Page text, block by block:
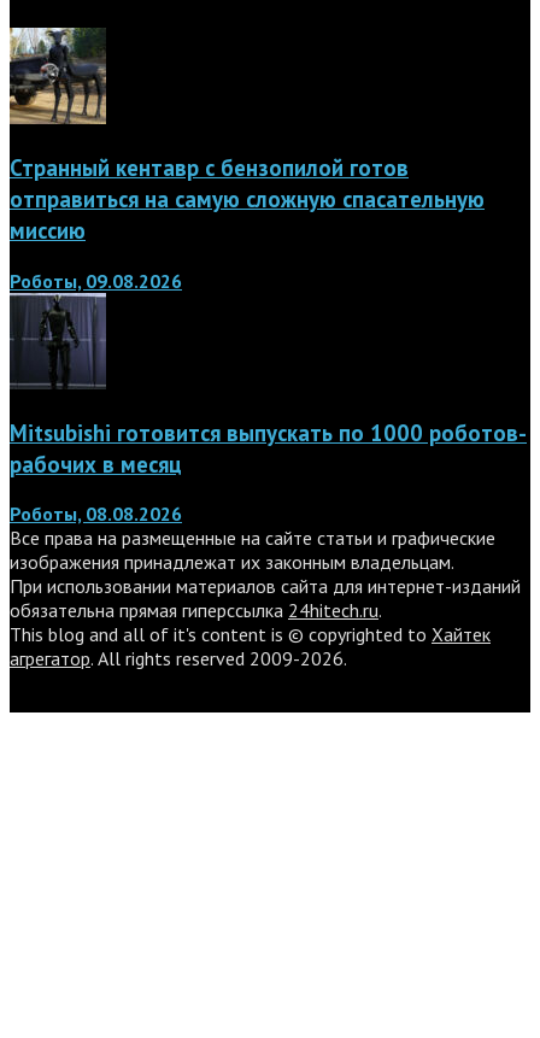
Странный кентавр с бензопилой готов
отправиться на самую сложную спасательную
миссию
Роботы, 09.08.2026
Mitsubishi готовится выпускать по 1000 роботов-
рабочих в месяц
Роботы, 08.08.2026
Все права на размещенные на сайте статьи и графические
изображения принадлежат их законным владельцам.
При использовании материалов сайта для интернет-изданий
обязательна прямая гиперссылка 24hitech.ru.
This blog and all of it's content is © copyrighted to Хайтек
агрегатор. All rights reserved 2009-2026.